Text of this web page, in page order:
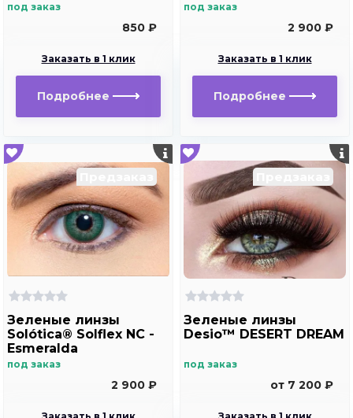
под заказ
850 ₽
Заказать в 1 клик
Подробнее
под заказ
2 900 ₽
Заказать в 1 клик
Подробнее
Зеленые линзы
Solótica® Solflex NC -
Esmeralda
под заказ
2 900 ₽
Зеленые линзы
Desio™ DESERT DREAM
под заказ
от 7 200 ₽